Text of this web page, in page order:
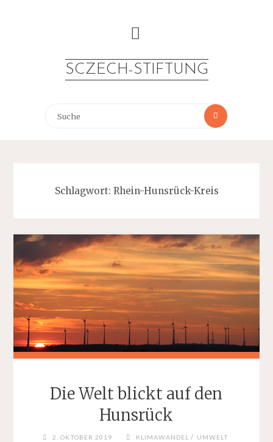
SCZECH-STIFTUNG
Suche
Suche
Schlagwort: Rhein-Hunsrück-Kreis
Die Welt blickt auf den
Hunsrück
2. OKTOBER 2019 KLIMAWANDEL / UMWELT